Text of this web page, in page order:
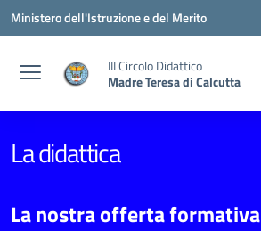
Vai ai contenuti
Vai al menu di navigazione
Vai al footer
Ministero dell'Istruzione e del Merito
III Circolo Didattico
Madre Teresa di Calcutta
La didattica
La nostra offerta formativa